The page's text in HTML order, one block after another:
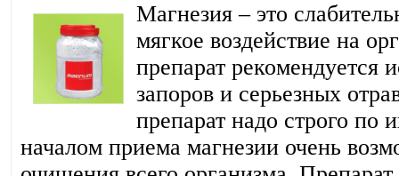
Магнезия – это
мягкое воздействие на
препарат рекомендуется
запоров и серьезных
препарат надо строго по
началом приема магнезии очень